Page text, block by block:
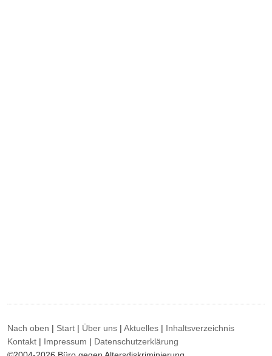
Nach oben | Start | Über uns |Aktuelles | Inhaltsverzeichnis
Kontakt | Impressum | Datenschutzerklärung